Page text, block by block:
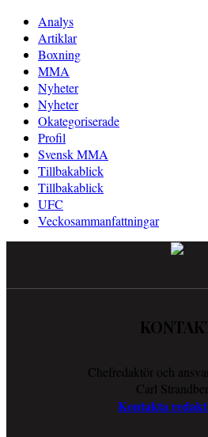
Analys
Artiklar
Boxning
MMA
Nyheter
Nyheter
Okategoriserade
Profil
Svensk MMA
Tillbakablick
Tillbakablick
UFC
Veckosammanfattningar
Chefredaktör och
Carl
Kontakta